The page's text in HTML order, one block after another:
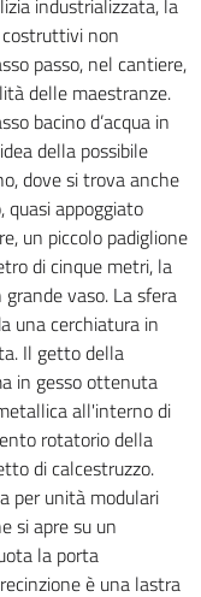
industrializzata, la
non
passo, nel cantiere,
delle maestranze.
bacino d’acqua in
della possibile
dove si trova anche
quasi appoggiato
un piccolo padiglione
di cinque metri, la
vaso. La sfera
una cerchiatura in
Il getto della
in gesso ottenuta
all'interno di
rotatorio della
di calcestruzzo.
per unità modulari
si apre su un
la porta
è una lastra